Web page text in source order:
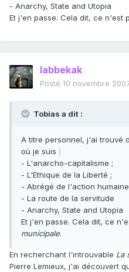
- Anarchy, State and Utopia
Et j'en passe. Cela dit, ce n'est
labbekak
Posté 10 novembre
Tobias a dit :
A titre personnel, j'ai trouvé
où je suis :
- L'anarcho-capitalisme ;
- L'Ethique de la Liberté ;
- Abrégé de l'action
- La route de la servitude
- Anarchy, State and Utopia
Et j'en passe. Cela dit, ce
municipale.
En recherchant l'introuvable La
Pierre Lemieux, j'ai découvert